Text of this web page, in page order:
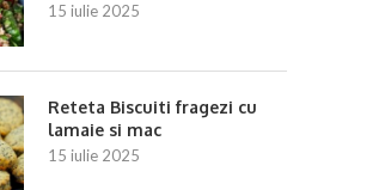
15 iulie 2025
Reteta Biscuiti fragezi cu
lamaie si mac
15 iulie 2025